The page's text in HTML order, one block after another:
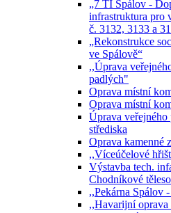
„7 TI Spálov -
infrastruktura pro
č. 3132, 3133 a
„Rekonstrukce
ve Spálově“
,,Úprava
padlých"
Oprava místní
Oprava místní
Úprava
střediska
Oprava kamenné
,,Víceúčelové
Výstavba tech.
Chodníkové
,,Pekárna Spálov
,,Havarijní oprava